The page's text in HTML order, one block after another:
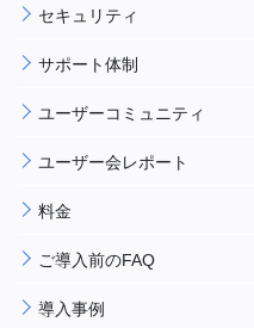
セキュリティ
サポート体制
ユーザーコミュニティ
ユーザー会レポート
料金
ご導入前のFAQ
導入事例